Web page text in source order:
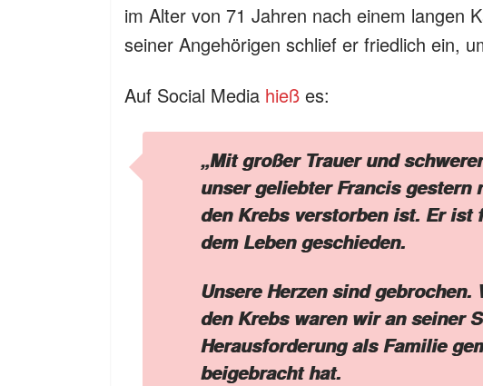
im Alter von 71 Jahren nach einem langen
seiner Angehörigen schlief er friedlich ein,
Auf Social Media hieß es:
„Mit großer Trauer und
unser geliebter Francis gestern
den Krebs verstorben ist. Er ist
dem Leben geschieden.
Unsere Herzen sind
den Krebs waren wir an seiner
Herausforderung als Familie
beigebracht hat.